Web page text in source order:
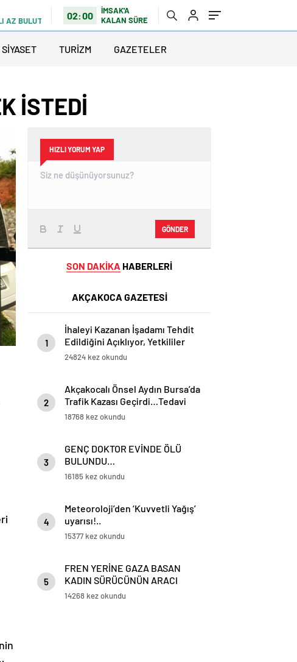
AZ BULUTLU 02:00
İMSAK'A
KALAN SÜRE
SİYASET TURİZM GAZETELER
İSTEDİ
HIZLI YORUM YAP
GÖNDER
SON DAKİKA HABERLERİ
AKÇAKOCA GAZETESİ
1
İhaleyi Kazanan İşadamı Tehdit
Edildiğini Açıklıyor, Yetkililer
Suskun!
24824 kez okundu
2
Akçakocalı Önsel Aydın Bursa’da
Trafik Kazası Geçirdi…Tedavi
Altına Alınan Gencin Hayati
18768 kez okundu
3
GENÇ DOKTOR EVİNDE ÖLÜ
BULUNDU…
16185 kez okundu
4
Meteoroloji’den ‘Kuvvetli Yağış’
uyarısı!..
15377 kez okundu
5
FREN YERİNE GAZA BASAN
KADIN SÜRÜCÜNÜN ARACI
KORKULUKLARDA ASILI KALDI
14268 kez okundu